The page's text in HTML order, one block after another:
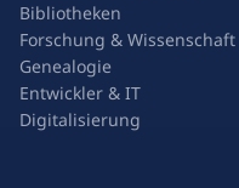
Bibliotheken
Forschung & Wissenschaft
Genealogie
Entwickler & IT
Digitalisierung